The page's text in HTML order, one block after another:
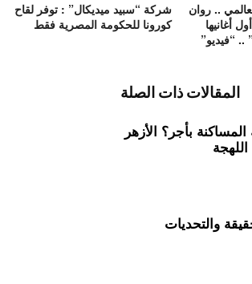
شركة “سبيد ميديكال” : توفر لقاح
كورونا للحكومة المصرية فقط
.. روان
أغانيها
.. “فيديو”
المقالات ذات الصلة
بأجر؟ الأزهر
والتحديات